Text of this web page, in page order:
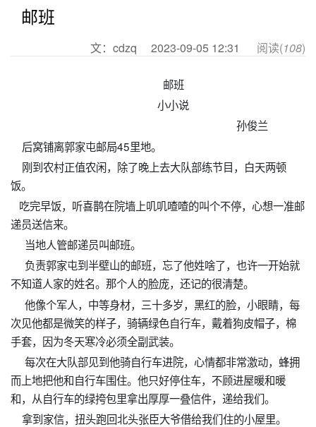
邮班
文：cdzq 2023-09-05 12:31 阅读(108)
邮班
小小说
孙俊兰
后窝铺离郭家屯邮局45里地。
刚到农村正值农闲，除了晚上去大队部练节目，白天两顿
饭。
吃完早饭，听喜鹊在院墙上叽叽喳喳的叫个不停，心想一准邮
递员送信来。
当地人管邮递员叫邮班。
负责郭家屯到半壁山的邮班，忘了他姓啥了，也许一开始就
不知道人家的姓名。那个人的脸庞，还记的很清楚。
他像个军人，中等身材，三十多岁，黑红的脸，小眼睛，每
次见他都是微笑的样子，骑辆绿色自行车，戴着狗皮帽子，棉
手套，因为冬天寒冷必须全副武装。
每次在大队部见到他骑自行车进院，心情都非常激动，蜂拥
而上地把他和自行车围住。他只好停住车，不顾进屋暖和暖
和，从自行车的绿挎包里拿出厚厚一叠信件，递给我们。
拿到家信，扭头跑回北头张臣大爷借给我们住的小屋里。